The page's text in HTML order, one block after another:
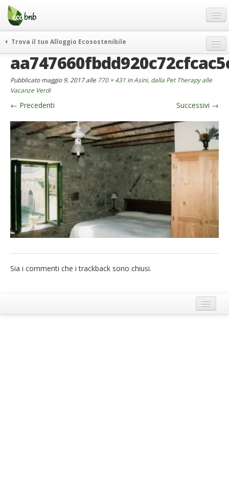
Menu
Salta
contenuto
Offerte Speciali
Regali
FAQ
Chi Siamo
Partner
Contatti
Italiano
German
English
Spanish
Italiano
Trova il tuo Alloggio Ecosostenibile
weekend green
curiosità
vivere e viaggiare verde
news ed eventi
ecohotel
rassegna stampa
Pubblicatomaggio 9, 2017alle 770 × 431 inAsini, dalla Pet Therapy alle
Vacanze Verdi
← Precedenti Successivi →
Sia i commenti che i trackback sono chiusi.